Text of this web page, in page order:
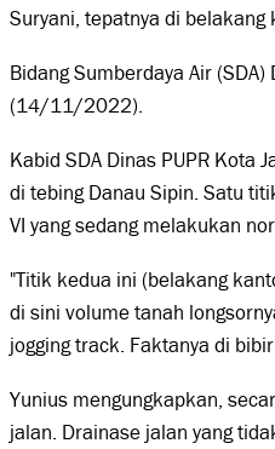
Suryani, tepatnya di belakang
Bidang Sumberdaya Air
(14/11/2022).
Kabid SDA Dinas PUPR Kota
di tebing Danau Sipin. Satu
VI yang sedang melakukan
"Titik kedua ini (belakang
di sini volume tanah
jogging track. Faktanya di
Yunius mengungkapkan,
jalan. Drainase jalan yang